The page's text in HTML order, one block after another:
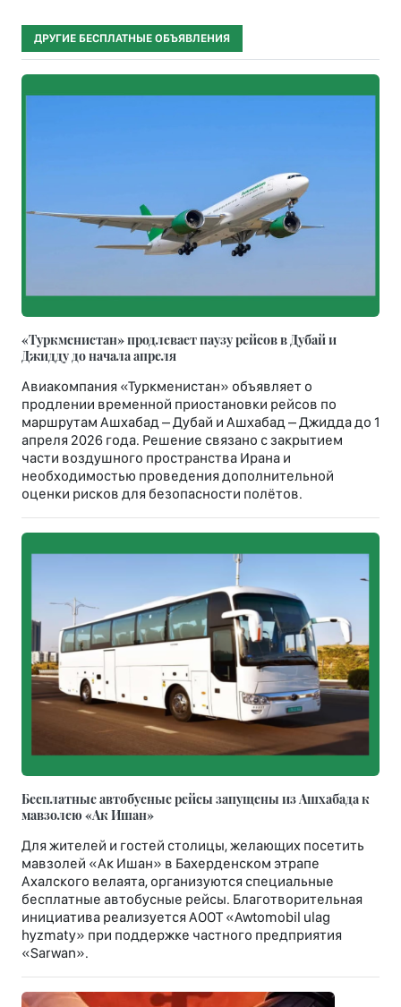
ДРУГИЕ БЕСПЛАТНЫЕ ОБЪЯВЛЕНИЯ
«Туркменистан» продлевает паузу рейсов в Дубай и
Джидду до начала апреля
Авиакомпания «Туркменистан» объявляет о
продлении временной приостановки рейсов по
маршрутам Ашхабад – Дубай и Ашхабад – Джидда до 1
апреля 2026 года. Решение связано с закрытием
части воздушного пространства Ирана и
необходимостью проведения дополнительной
оценки рисков для безопасности полётов.
Бесплатные автобусные рейсы запущены из Ашхабада к
мавзолею «Ак Ишан»
Для жителей и гостей столицы, желающих посетить
мавзолей «Ак Ишан» в Бахерденском этрапе
Ахалского велаята, организуются специальные
бесплатные автобусные рейсы. Благотворительная
инициатива реализуется АООТ «Awtomobil ulag
hyzmaty» при поддержке частного предприятия
«Sarwan».